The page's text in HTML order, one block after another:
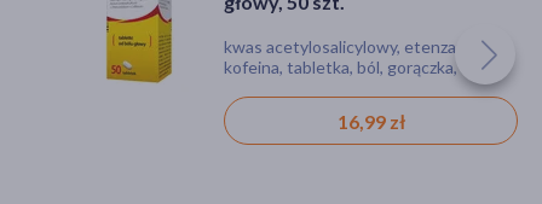
kwas acetylosalicylowy, etenzamid,
kofeina, tabletka, ból, gorączka, stan
16,99 zł